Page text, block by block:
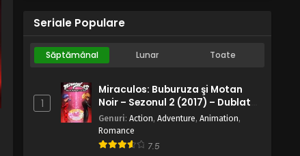
Eps 3 - Frații - 6 July, 2025
Blue Exorcist – Sezonul 1 Episodul 2
Eps 2 - Poarta Gheenei - 6 July, 2025
Blue Exorcist – Sezonul 1 Episodul 1
– Diavolul e în sufletul omenesc
Eps 1 - Diavolul e în sufletul omenesc - 6
Seriale Populare
Săptămânal Lunar Toate
1
Miraculos: Buburuza şi Motan
Noir – Sezonul 2 (2017) – Dublat
în Română
Genuri: Action, Adventure, Animation,
Romance
7.5